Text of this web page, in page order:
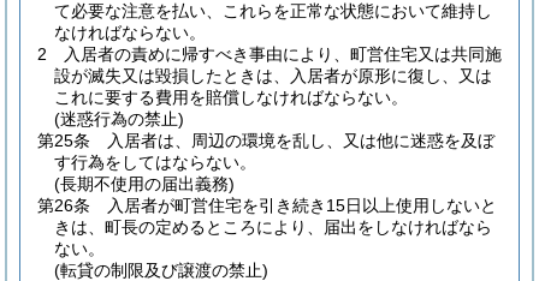
て必要な注意を払い、これらを正常な状態において維持し
なければならない。
2
入居者の責めに帰すべき事由により、町営住宅又は共同施
設が滅失又は毀損したときは、入居者が原形に復し、又は
これに要する費用を賠償しなければならない。
(迷惑行為の禁止)
第25条
入居者は、周辺の環境を乱し、又は他に迷惑を及ぼ
す行為をしてはならない。
(長期不使用の届出義務)
第26条
入居者が町営住宅を引き続き15日以上使用しないと
きは、町長の定めるところにより、届出をしなければなら
ない。
(転貸の制限及び譲渡の禁止)